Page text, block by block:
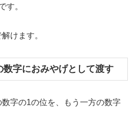
す。
けます。
数字におみやげとして渡す
字の1の位を、もう一方の数字